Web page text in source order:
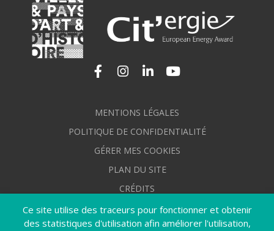
Ce site utilise des traceurs pour fonctionner et obtenir
des statistiques d'utilisation afin améliorer l'utilisation,
Lien vers le compte Facebook
Lien vers le compte Instagram
Lien vers le compte
MENTIONS LÉGALES
POLITIQUE DE CONFIDENTIALITÉ
GÉRER MES COOKIES
PLAN DU SITE
CRÉDITS
ACCESSIBILITÉ : NON CONFORME